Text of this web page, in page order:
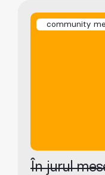
community
În jurul